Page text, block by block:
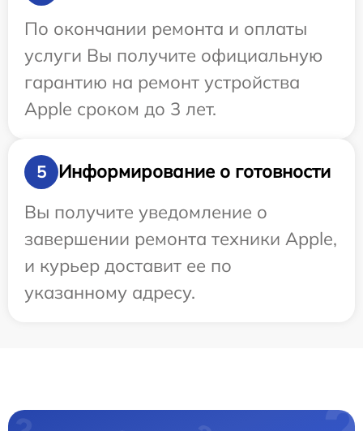
По окончании ремонта и оплаты
услуги Вы получите официальную
гарантию на ремонт устройства
Apple сроком до 3 лет.
5
Информирование о готовности
Вы получите уведомление о
завершении ремонта техники Apple,
и курьер доставит ее по
указанному адресу.